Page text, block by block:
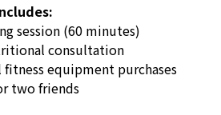
session (60 minutes)
consultation
fitness equipment purchases
two friends